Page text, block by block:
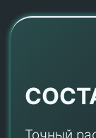
Точный